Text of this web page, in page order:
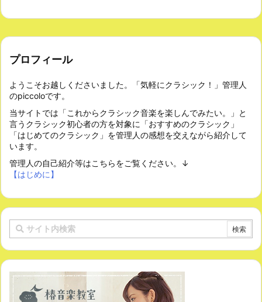
プロフィール
ようこそお越しくださいました。「気軽にクラシック！」管理人
のpiccoloです。
当サイトでは「これからクラシック音楽を楽しんでみたい。」と
言うクラシック初心者の方を対象に「おすすめのクラシック」
「はじめてのクラシック」を管理人の感想を交えながら紹介して
います。
管理人の自己紹介等はこちらをご覧ください。↓
【はじめに】